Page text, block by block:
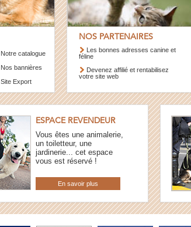
Notre catalogue
Nos bannières
Site Export
NOS PARTENAIRES
Les bonnes adresses canine et
féline
Devenez affilié et rentabilisez
votre site web
ESPACE REVENDEUR
Vous êtes une animalerie,
un toiletteur, une
jardinerie... cet espace
vous est réservé !
En savoir plus